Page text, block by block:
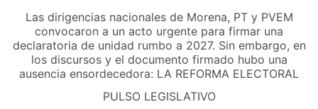
Las dirigencias nacionales de Morena, PT y PVEM
convocaron a un acto urgente para firmar una
declaratoria de unidad rumbo a 2027. Sin embargo, en
los discursos y el documento firmado hubo una
ausencia ensordecedora: LA REFORMA ELECTORAL
PULSO LEGISLATIVO